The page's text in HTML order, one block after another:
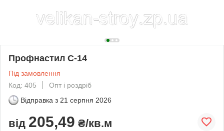
Профнастил С-14
Під замовлення
Код: 405
Опт і роздріб
Відправка з 21 серпня 2026
від 205,49 ₴/кв.м